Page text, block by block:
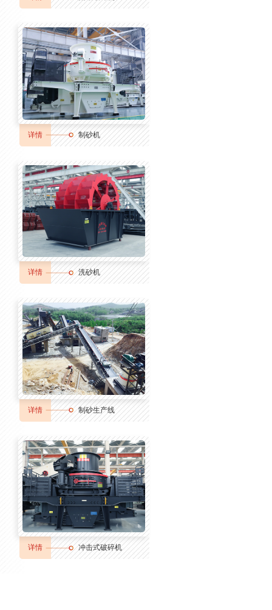
详情 制砂机
详情 洗砂机
详情 制砂生产线
详情 冲击式破碎机